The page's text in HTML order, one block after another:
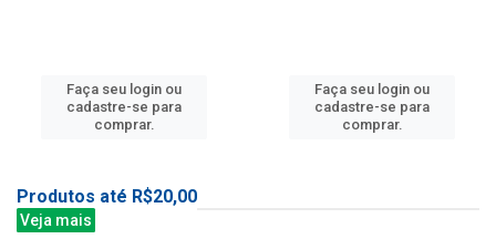
Faça seu login ou
cadastre-se para
comprar.
Faça seu login ou
cadastre-se para
comprar.
Produtos até R$20,00
Veja mais